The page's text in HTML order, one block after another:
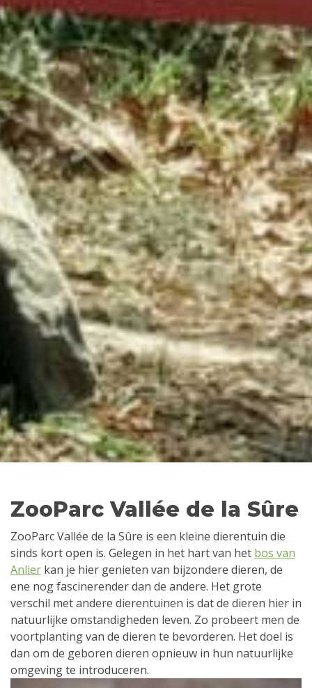
ZooParc Vallée de la Sûre
ZooParc Vallée de la Sûre is een kleine dierentuin die
sinds kort open is. Gelegen in het hart van het bos van
Anlier kan je hier genieten van bijzondere dieren, de
ene nog fascinerender dan de andere. Het grote
verschil met andere dierentuinen is dat de dieren hier in
natuurlijke omstandigheden leven. Zo probeert men de
voortplanting van de dieren te bevorderen. Het doel is
dan om de geboren dieren opnieuw in hun natuurlijke
omgeving te introduceren.